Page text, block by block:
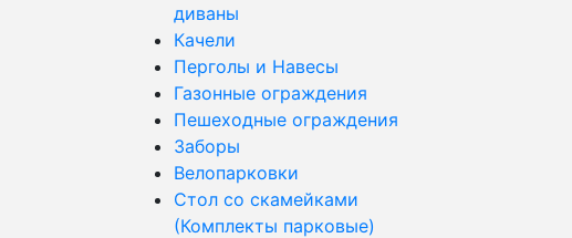
диваны
Качели
Перголы и Навесы
Газонные ограждения
Пешеходные ограждения
Заборы
Велопарковки
Стол со скамейками
(Комплекты парковые)